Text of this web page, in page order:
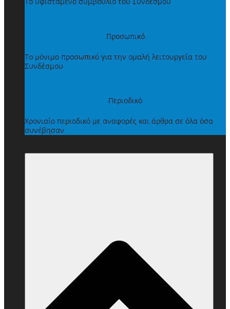
Προσωπικό
Το μόνιμο προσωπικό για την ομαλή λειτουργεία του
Συνδέσμου
Περιοδικό
Χρονιαίο περιοδικό με αναφορές και άρθρα σε όλα όσα
συνέβησαν